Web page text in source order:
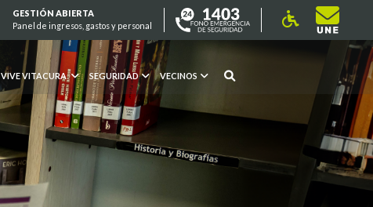
GESTIÓN ABIERTA
Panel de ingresos, gastos y personal
VIVE VITACURA SEGURIDAD VECINOS